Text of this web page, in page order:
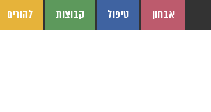
אבחון טיפול קבוצות להורים